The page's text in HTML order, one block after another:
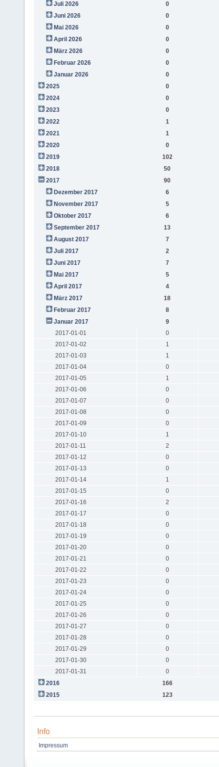
Juli 2026
0
Juni 2026
0
Mai 2026
0
April 2026
0
März 2026
0
Februar 2026
0
Januar 2026
0
2025
0
2024
0
2023
0
2022
1
2021
1
2020
0
2019
102
2018
50
2017
90
Dezember 2017
6
November 2017
5
Oktober 2017
6
September 2017
13
August 2017
7
Juli 2017
2
Juni 2017
7
Mai 2017
5
April 2017
4
März 2017
18
Februar 2017
8
Januar 2017
9
2017-01-01
0
2017-01-02
1
2017-01-03
1
2017-01-04
0
2017-01-05
1
2017-01-06
0
2017-01-07
0
2017-01-08
0
2017-01-09
0
2017-01-10
1
2017-01-11
2
2017-01-12
0
2017-01-13
0
2017-01-14
1
2017-01-15
0
2017-01-16
2
2017-01-17
0
2017-01-18
0
2017-01-19
0
2017-01-20
0
2017-01-21
0
2017-01-22
0
2017-01-23
0
2017-01-24
0
2017-01-25
0
2017-01-26
0
2017-01-27
0
2017-01-28
0
2017-01-29
0
2017-01-30
0
2017-01-31
0
2016
166
2015
123
Info
Impressum